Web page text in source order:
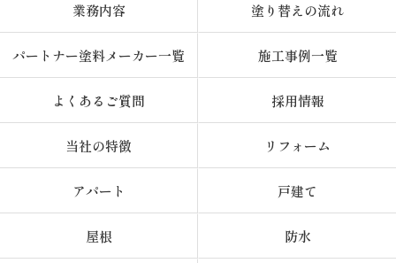
業務内容 塗り替えの流れ
パートナー塗料メーカー一覧 施工事例一覧
よくあるご質問 採用情報
当社の特徴 リフォーム
アパート 戸建て
屋根 防水